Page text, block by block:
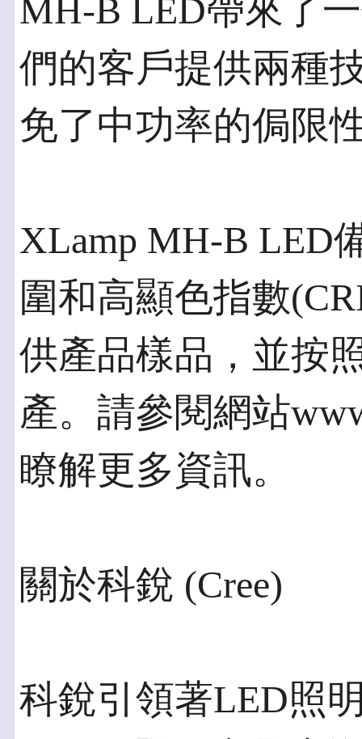
MH-B LED帶來了
們的客戶提供兩種
免了中功率的侷限
XLamp MH-B LED
圍和高顯色指數
供產品樣品，並按
產。請參閱網站
瞭解更多資訊。
關於科銳 (Cree)
科銳引領著LED照